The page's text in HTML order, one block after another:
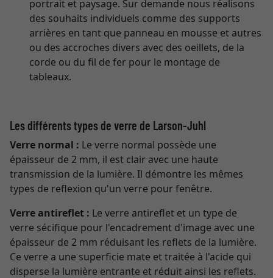
portrait et paysage. Sur demande nous réalisons
des souhaits individuels comme des supports
arrières en tant que panneau en mousse et autres
ou des accroches divers avec des oeillets, de la
corde ou du fil de fer pour le montage de
tableaux.
Les différents types de verre de Larson-Juhl
Verre normal : Le verre normal possède une
épaisseur de 2 mm, il est clair avec une haute
transmission de la lumière. Il démontre les mêmes
types de reflexion qu'un verre pour fenêtre.
Verre antireflet : Le verre antireflet et un type de
verre sécifique pour l'encadrement d'image avec une
épaisseur de 2 mm réduisant les reflets de la lumière.
Ce verre a une superficie mate et traitée à l'acide qui
disperse la lumière entrante et réduit ainsi les reflets.